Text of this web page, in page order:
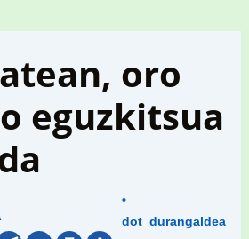
oro
eguzkitsua
•
dot_durangaldea